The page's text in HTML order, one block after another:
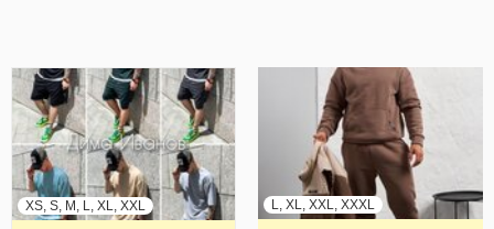
XS, S, M, L, XL, XXL L, XL, XXL, XXXL